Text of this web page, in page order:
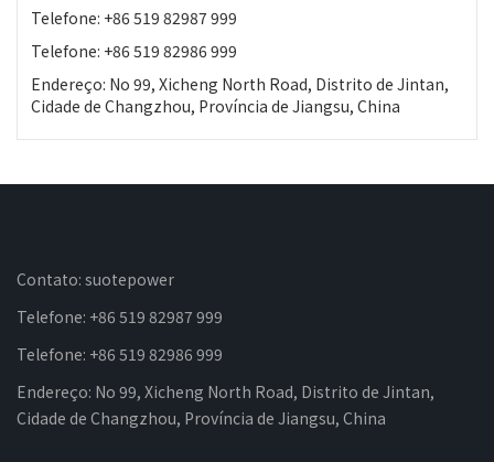
Telefone: +86 519 82987 999
Telefone: +86 519 82986 999
Endereço: No 99, Xicheng North Road, Distrito de Jintan,
Cidade de Changzhou, Província de Jiangsu, China
Contato: suotepower
Telefone: +86 519 82987 999
Telefone: +86 519 82986 999
Endereço: No 99, Xicheng North Road, Distrito de Jintan,
Cidade de Changzhou, Província de Jiangsu, China